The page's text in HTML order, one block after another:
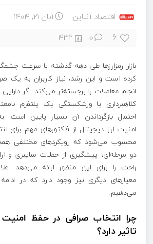
اقتصاد آنلاین آبان ۲۱, ۱۴۰۴
6
0
432
بازار رمزارزها طی دهه گذشته با سرعت
کرده است و این رشد، نیاز کاربران به یک
انجام معاملات را برجسته‌تر می‌کند. اگر
کلاهبرداری یا ورشکستگی یک پلتفرم
احتمال بازگرداندن آن بسیار پایین است.
امنیت ارز دیجیتال از فاکتورهای مهم برای
محسوب می‌شود که رویکردهای مختلفی
دو مرحله‌ای، پیشگیری از حملات سایبری و
معیارهای دیگری نیز وجود دارد که در
می‌دهیم.
چرا انتخاب صرافی در حفظ امنیت
تاثیر دارد؟